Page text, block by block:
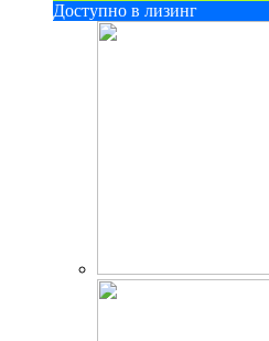
Доступно в лизинг